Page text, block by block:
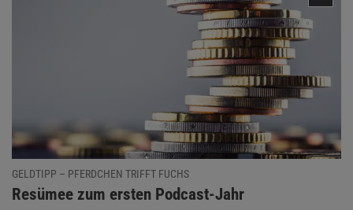
GELDTIPP – PFERDCHEN TRIFFT FUCHS
:
Resümee zum ersten Podcast-Jahr